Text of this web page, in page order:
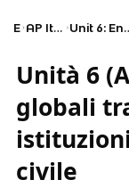
Exams AP Italian Language and Culture Unit 6:
Unità 6
globali
civile